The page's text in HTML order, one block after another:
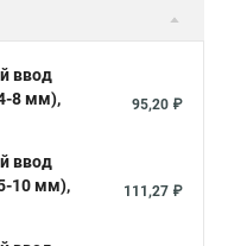
ввод
8 мм),
95,20 ₽
ввод
10 мм),
111,27 ₽